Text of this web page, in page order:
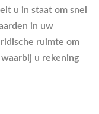
u in staat om snel
in uw
ruimte om
u rekening